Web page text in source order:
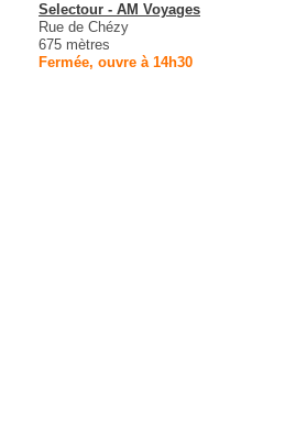
Selectour - AM Voyages
Rue de Chézy
675 mètres
Fermée, ouvre à 14h30